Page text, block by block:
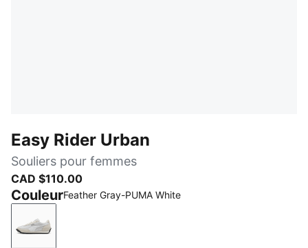
Easy Rider Urban
Souliers pour femmes
CAD $110.00
CouleurFeather Gray-PUMA White
Feather Gray-PUMA White